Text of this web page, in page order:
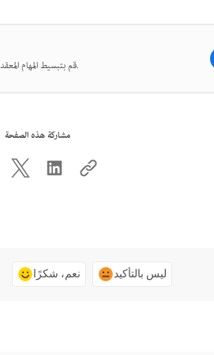
قم بتبسيط المهام المعقدة باستخدام العلامات والمكونات القوية المعدة مسبقًا.
مشاركة هذه الصفحة
نعم، شكرًا ليس بالتأكيد